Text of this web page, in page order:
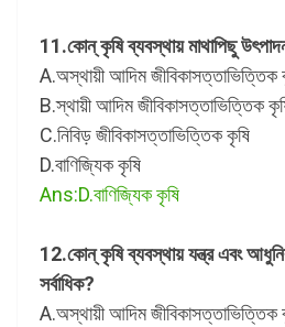
11.কোন্ কৃষি ব্যবস্থায় মাথাপিছু
A.অস্থায়ী আদিম জীবিকাসত্তাভিত্তিক
B.স্থায়ী আদিম জীবিকাসত্তাভিত্তিক
C.নিবিড় জীবিকাসত্তাভিত্তিক কৃষি
D.বাণিজ্যিক কৃষি
Ans:D.বাণিজ্যিক কৃষি
12.কোন্ কৃষি ব্যবস্থায় যন্ত্র এবং
সর্বাধিক?
A.অস্থায়ী আদিম জীবিকাসত্তাভিত্তিক